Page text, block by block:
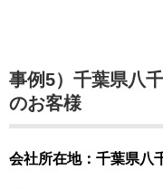
事例5） 千葉県八
のお客様
会社所在地：千葉県八